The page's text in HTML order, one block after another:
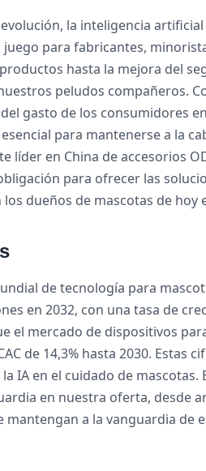
la inteligencia artificial
para fabricantes,
hasta la mejora del
peludos compañeros.
gasto de los consumidores
para mantenerse a la
líder en China de accesorios
para ofrecer las
dueños de mascotas de hoy
de tecnología para
en 2032, con una tasa de
el mercado de dispositivos
de 14,3% hasta 2030. Estas
IA en el cuidado de mascotas.
en nuestra oferta, desde
a la vanguardia de